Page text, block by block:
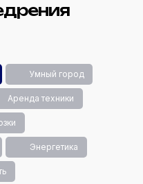
Аренда техники
Умный город
Энергетика